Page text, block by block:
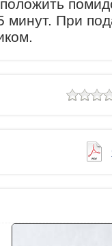
положить
минут. При